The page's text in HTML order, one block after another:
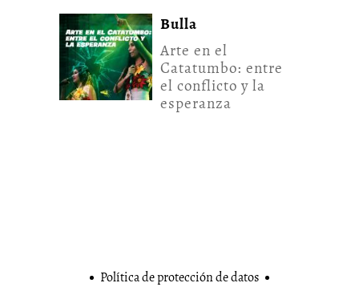
Bulla
Arte en el
Catatumbo: entre
el conflicto y la
esperanza
Política de protección de datos